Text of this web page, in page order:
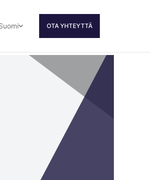
Suomi OTA YHTEYTTÄ